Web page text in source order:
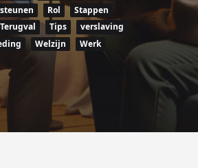
Rol
Stappen
Terugval Tips
verslaving
Welzijn Werk